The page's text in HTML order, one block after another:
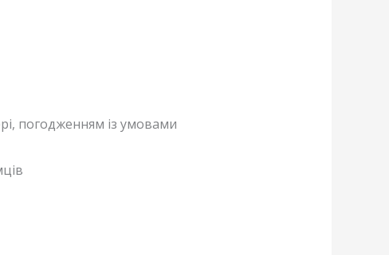
погодженням із умовами